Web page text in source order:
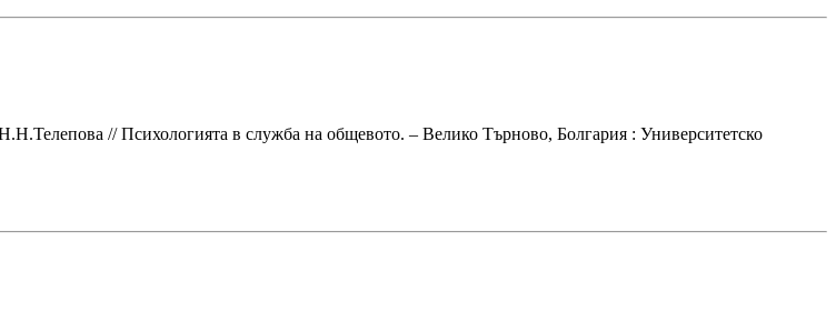
// Психологията в служба на общевото. – Велико Търново, Болгария : Университетско